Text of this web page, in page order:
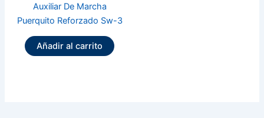
Auxiliar De Marcha
Puerquito Reforzado Sw-3
Añadir al carrito